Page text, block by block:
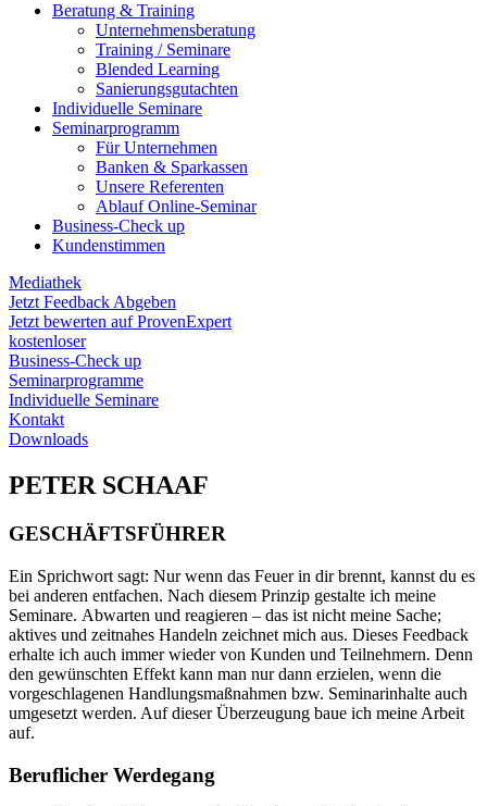
Beratung & Training
Unternehmens­beratung
Training / Seminare
Blended Learning
Sanierungs­gutachten
Individuelle Seminare
Seminarprogramm
Für Unternehmen
Banken & Sparkassen
Unsere Referenten
Ablauf Online-Seminar
Business-Check up
Kundenstimmen
Mediathek
Jetzt Feedback Abgeben
Jetzt bewerten auf ProvenExpert
kostenloser
Business-Check up
Seminarprogramme
Individuelle Seminare
Kontakt
Downloads
PETER SCHAAF
GESCHÄFTSFÜHRER
Ein Sprichwort sagt: Nur wenn das Feuer in dir brennt, kannst du es
bei anderen entfachen. Nach diesem Prinzip gestalte ich meine
Seminare. Abwarten und reagieren – das ist nicht meine Sache;
aktives und zeitnahes Handeln zeichnet mich aus. Dieses Feedback
erhalte ich auch immer wieder von Kunden und Teilnehmern. Denn
den gewünschten Effekt kann man nur dann erzielen, wenn die
vorgeschlagenen Handlungsmaßnahmen bzw. Seminarinhalte auch
umgesetzt werden. Auf dieser Überzeugung baue ich meine Arbeit
auf.
Beruflicher Werdegang